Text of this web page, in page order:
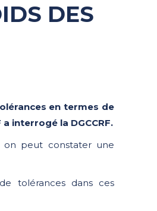
DES
en termes de
interrogé la DGCCRF.
peut constater une
tolérances dans ces